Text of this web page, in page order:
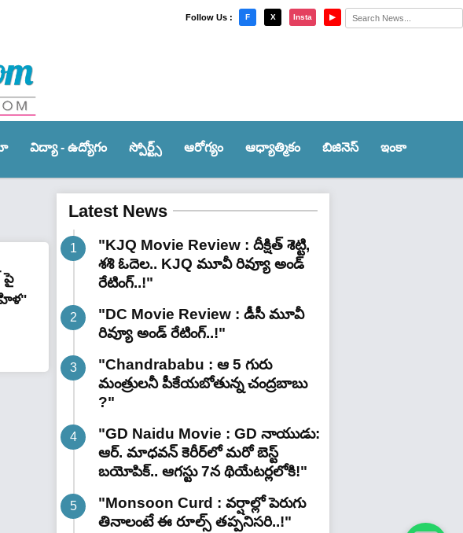
Follow Us : F X Insta ▶
విద్యా - ఉద్యోగం స్పోర్ట్స్‌ ఆరోగ్యం ఆధ్యాత్మికం బిజినెస్ ఇంకా
×
పై
Latest News
"KJQ Movie Review : దీక్షిత్ శెట్టి,
శశి ఓదెల.. KJQ మూవీ రివ్యూ అండ్
రేటింగ్‌..!"
"DC Movie Review : డీసీ మూవీ
రివ్యూ అండ్ రేటింగ్‌..!"
"Chandrababu : ఆ 5 గురు
మంత్రులనీ పీకేయబోతున్న చంద్రబాబు
?"
"GD Naidu Movie : GD నాయుడు:
ఆర్. మాధవన్‌ కెరీర్‌లో మరో బెస్ట్
బయోపిక్.. ఆగస్టు 7న థియేటర్లలోకి!"
"Monsoon Curd : వర్షాల్లో పెరుగు
తినాలంటే ఈ రూల్స్ తప్పనిసరి..!"